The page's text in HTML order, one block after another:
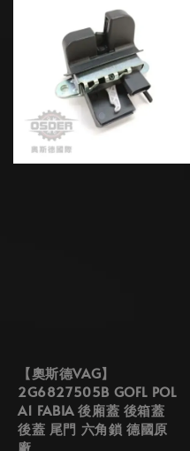
【奧斯德VAG】
2G6827505B GOFL POL
A1 FABIA 後廂蓋 後箱蓋
後蓋 尾門 六角鎖 德國原
廠